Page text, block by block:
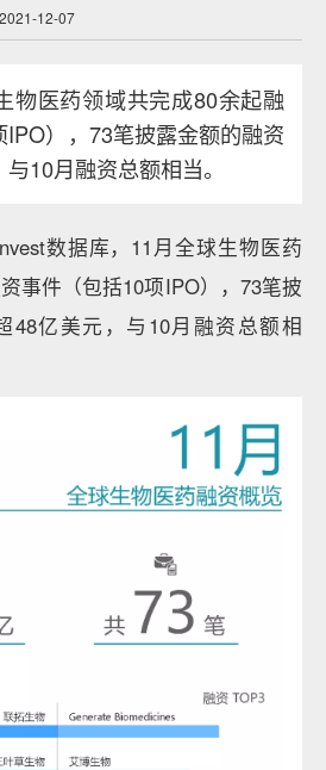
12-07
物医药领域共完成80余起融
），73笔披露金额的融资
10月融资总额相当。
数据库，11月全球生物医药
事件（包括10项IPO），73笔披
48亿美元，与10月融资总额相